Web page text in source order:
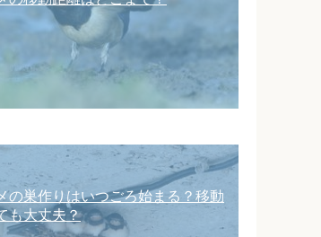
の巣作りはいつごろ始まる？移動
も大丈夫？